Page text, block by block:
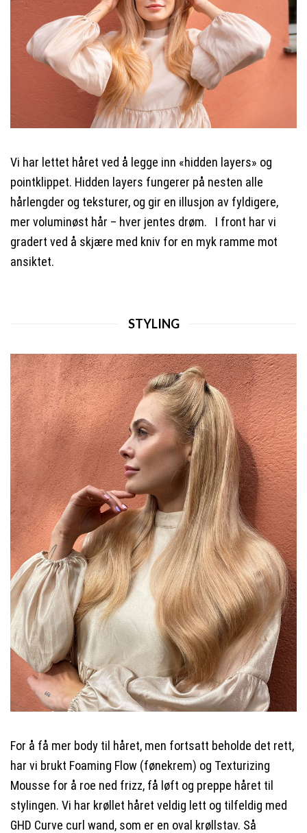
Vi har lettet håret ved å legge inn «hidden layers» og
pointklippet. Hidden layers fungerer på nesten alle
hårlengder og teksturer, og gir en illusjon av fyldigere,
mer voluminøst hår – hver jentes drøm.
I front har vi
gradert ved å skjære med kniv for en myk ramme mot
ansiktet.
STYLING
For å få mer body til håret, men fortsatt beholde det rett,
har vi brukt Foaming Flow (fønekrem) og Texturizing
Mousse for å roe ned frizz, få løft og preppe håret til
stylingen. Vi har krøllet håret veldig lett og tilfeldig med
GHD Curve curl wand, som er en oval krøllstav. Så